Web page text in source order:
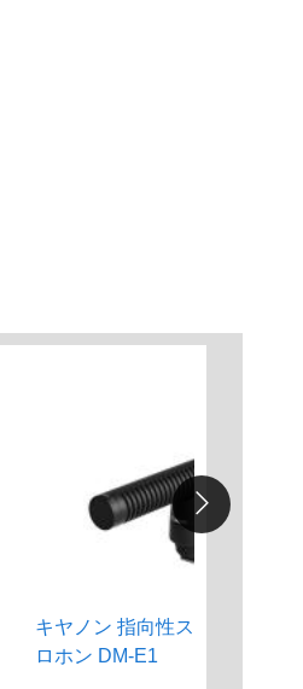
キヤノン 指向性ステレオマイ
ロホン DM-E1